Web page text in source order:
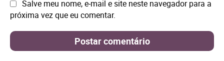
Site: Salve meu nome, e-mail e site neste navegador para a
próxima vez que eu comentar.